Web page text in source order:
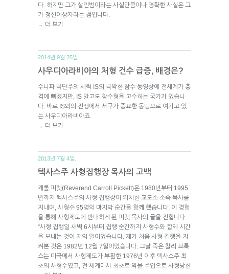
다. 하지만 그가 살인범이라는 사실만큼이나 명확한 사실은 그
가 정신이상자라는 점입니다.
→ 더 보기
2014년 9월 25일.
사우디아라비아의 처형 건수 급증, 배경은?
수니파 극단주의 세력 IS의 극악한 참수 동영상에 전세계가 충
격에 빠졌지만, IS 말고도 참수형을 고수하는 국가가 있습니
다. 바로 IS와의 전쟁에서 서구가 중요한 동맹으로 여기고 있
는 사우디아라비아죠.
→ 더 보기
2013년 7월 4일.
텍사스주 사형집행장 목사의 고백
캐롤 피켓(Reverend Carroll Pickett)은 1980년부터 1995
년까지 텍사스주의 사형 집행장이 위치한 교도소 소속 목사를
지내며, 사형수 95명의 마지막 순간을 함께 했습니다. 이 경험
을 통해 사형제도에 반대하게 된 피켓 목사의 글을 전합니다.
“사형 집행일 새벽 6시부터 집행 순간까지 사형수와 함께 시간
을 보내는 것이 저의 일이었습니다. 제가 처음 사형 집행을 지
켜본 것은 1982년 12월 7일이었습니다. 그날 죽은 찰리 브룩
스는 미국에서 사형제도가 부활한 1976년 이후 텍사스주 최
초의 사형수였고, 전 세계에서 최초로 약물 주입으로 사형당한